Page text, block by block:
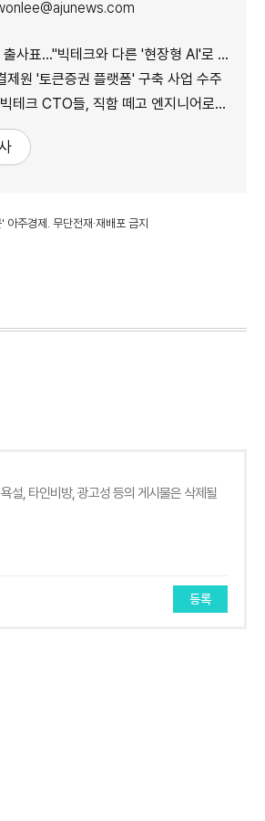
사표…"빅테크와 다른 '현장형 AI'로 승부"
원 '토큰증권 플랫폼' 구축 사업 수주
들, 직함 떼고 엔지니어로 유턴...'앤트로픽행 러시' 이유는
주경제. 무단전재·재배포 금지
등록